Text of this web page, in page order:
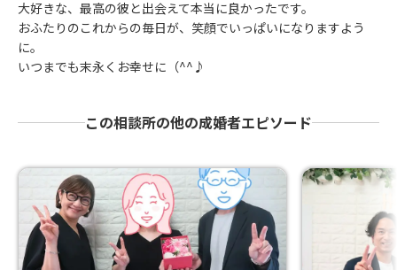
大好きな、最高の彼と出会えて本当に良かったです。
おふたりのこれからの毎日が、笑顔でいっぱいになりますよう
に。
いつまでも末永くお幸せに（^^♪
この相談所の他の成婚者エピソード